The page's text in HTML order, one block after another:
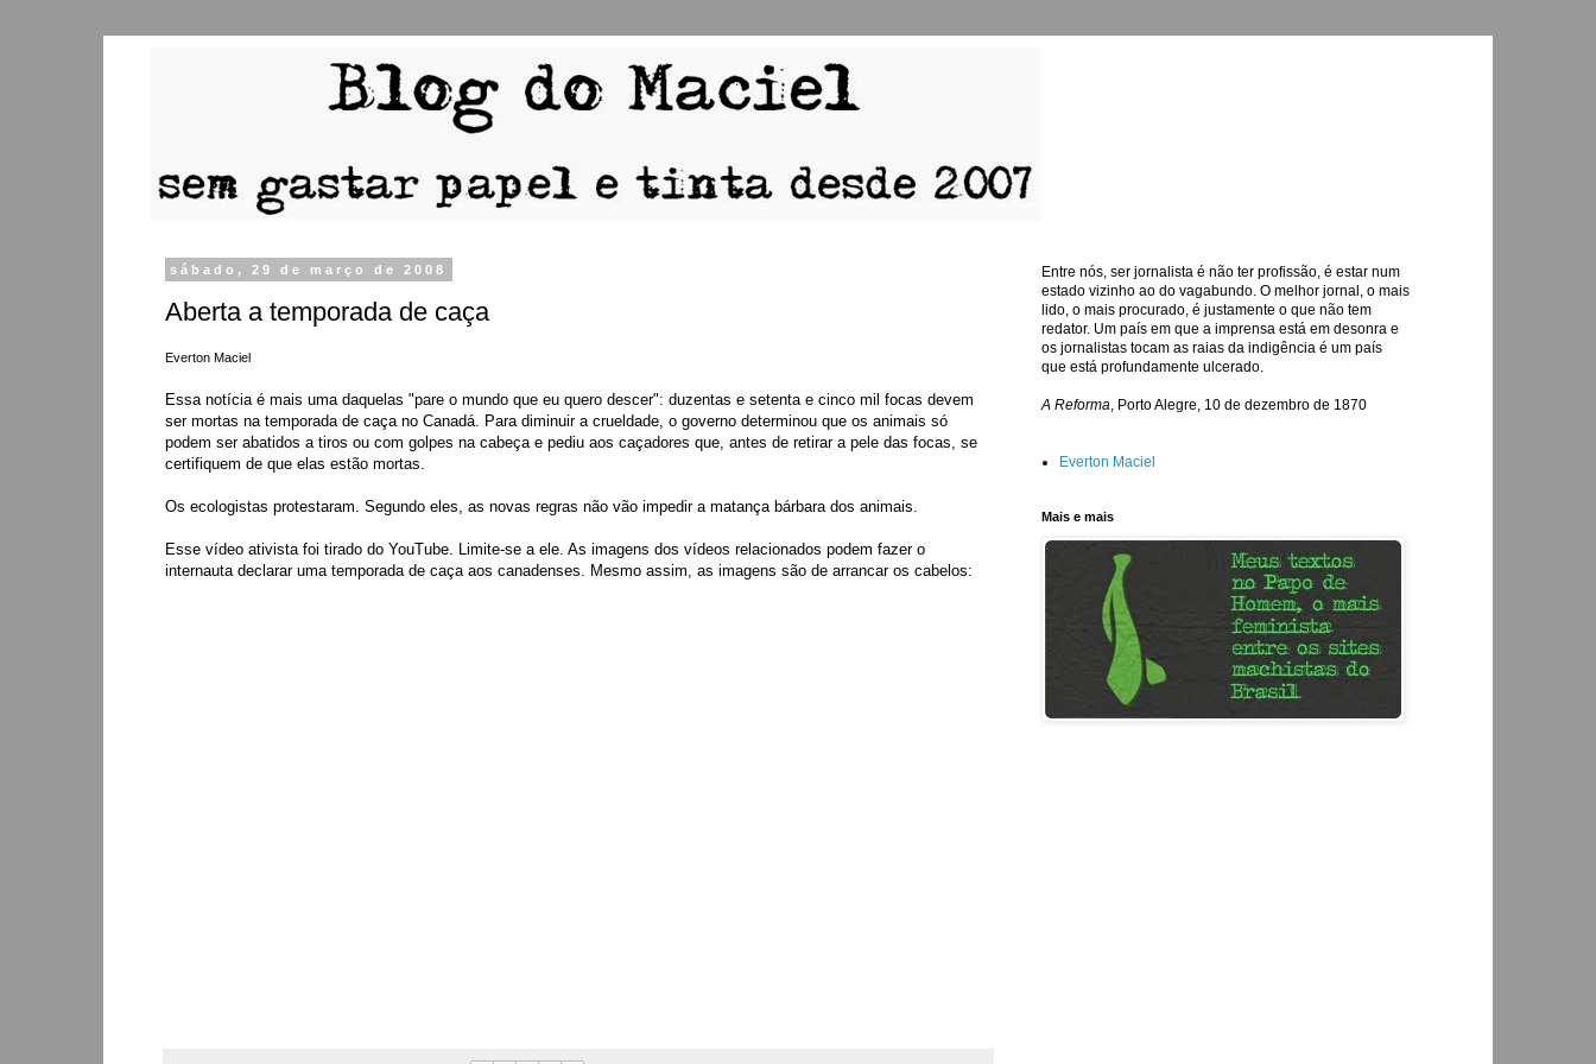
sábado, 29 de março de 2008
Aberta a temporada de caça
Everton Maciel
Essa notícia é mais uma daquelas "pare o mundo que eu quero descer": duzentas e setenta e cinco mil focas devem
ser mortas na temporada de caça no Canadá. Para diminuir a crueldade, o governo determinou que os animais só
podem ser abatidos a tiros ou com golpes na cabeça e pediu aos caçadores que, antes de retirar a pele das focas, se
certifiquem de que elas estão mortas.
Os ecologistas protestaram. Segundo eles, as novas regras não vão impedir a matança bárbara dos animais.
Esse vídeo ativista foi tirado do YouTube. Limite-se a ele. As imagens dos vídeos relacionados podem fazer o
internauta declarar uma temporada de caça aos canadenses. Mesmo assim, as imagens são de arrancar os cabelos:
Entre nós, ser jornalista é não ter profissão, é estar num
estado vizinho ao do vagabundo. O melhor jornal, o mais
lido, o mais procurado, é justamente o que não tem
redator. Um país em que a imprensa está em desonra e
os jornalistas tocam as raias da indigência é um país
que está profundamente ulcerado.
A Reforma, Porto Alegre, 10 de dezembro de 1870
Everton Maciel
Mais e mais